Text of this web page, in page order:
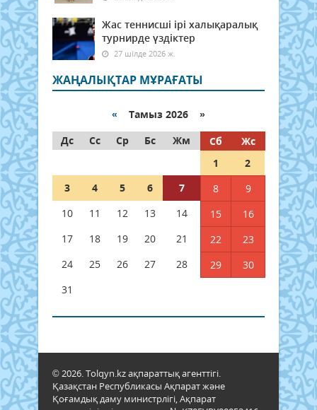
Жас теннисші ірі халықаралық
турнирде үздіктер
27 шілде 2026 ж.
ЖАҢАЛЫҚТАР МҰРАҒАТЫ
« Тамыз 2026 »
Дс
Сс Ср Бс Жм Сб
Жс
1
2
3
4 5 6 7 8
9
10
11 12 13 14 15
16
17
18 19 20 21 22
23
24
25 26 27 28 29
30
31
© 2026. Tolqyn.kz ақпараттық агенттігі.
Қазақстан Республикасы Ақпарат және
Қоғамдық даму министрлігі, Ақпарат